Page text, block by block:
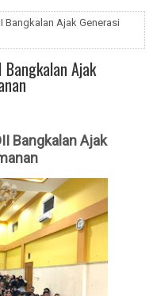
Bangkalan Ajak Generasi
Bangkalan Ajak
Bangkalan Ajak